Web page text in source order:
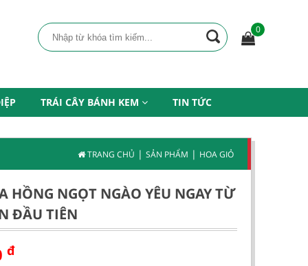
0
TRÁI CÂY BÁNH KEM TIN TỨC
TRANG CHỦ | SẢN PHẨM | HOA GIỎ
HỒNG NGỌT NGÀO YÊU NGAY TỪ
ĐẦU TIÊN
đ